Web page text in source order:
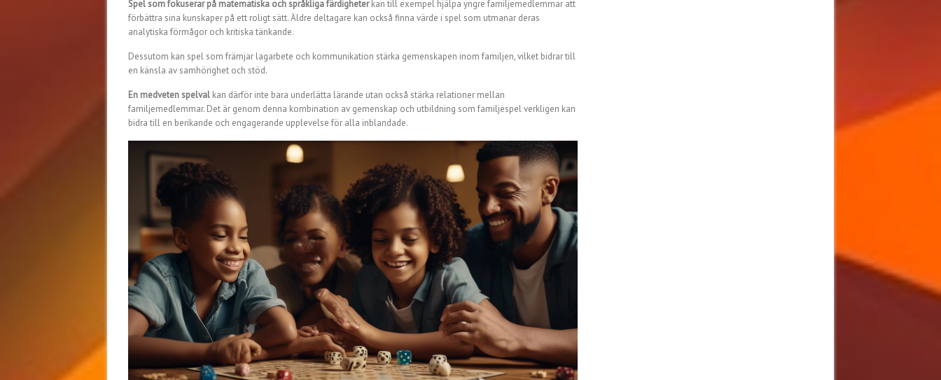
Spel som fokuserar på matematiska och språkliga färdigheterkan till exempel hjälpa yngre familjemedlemmar att
förbättra sina kunskaper på ett roligt sätt. Äldre deltagare kan också finna värde i spel som utmanar deras
analytiska förmågor och kritiska tänkande.
Dessutom kan spel som främjar lagarbete och kommunikation stärka gemenskapen inom familjen, vilket bidrar till
en känsla av samhörighet och stöd.
En medveten spelval kan därför inte bara underlätta lärande utan också stärka relationer mellan
familjemedlemmar. Det är genom denna kombination av gemenskap och utbildning som familjespel verkligen kan
bidra till en berikande och engagerande upplevelse för alla inblandade.